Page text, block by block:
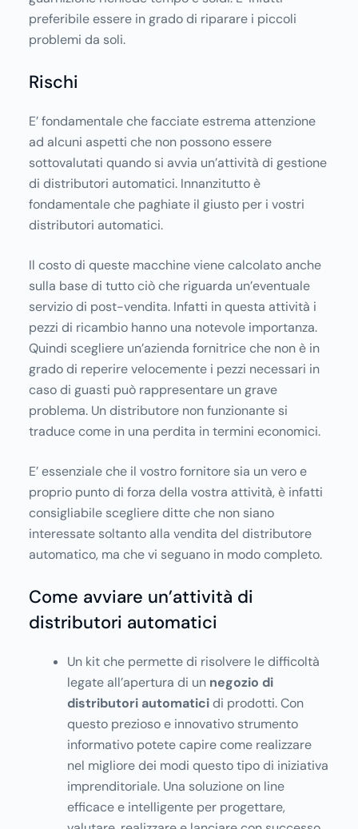
preferibile essere in grado di riparare i piccoli
problemi da soli.
Rischi
E’ fondamentale che facciate estrema attenzione
ad alcuni aspetti che non possono essere
sottovalutati quando si avvia un’attività di gestione
di distributori automatici. Innanzitutto è
fondamentale che paghiate il giusto per i vostri
distributori automatici.
Il costo di queste macchine viene calcolato anche
sulla base di tutto ciò che riguarda un’eventuale
servizio di post-vendita. Infatti in questa attività i
pezzi di ricambio hanno una notevole importanza.
Quindi scegliere un’azienda fornitrice che non è in
grado di reperire velocemente i pezzi necessari in
caso di guasti può rappresentare un grave
problema. Un distributore non funzionante si
traduce come in una perdita in termini economici.
E’ essenziale che il vostro fornitore sia un vero e
proprio punto di forza della vostra attività, è infatti
consigliabile scegliere ditte che non siano
interessate soltanto alla vendita del distributore
automatico, ma che vi seguano in modo completo.
Come avviare un’attività di
distributori automatici
Un kit che permette di risolvere le difficoltà
legate all’apertura di un negozio di
distributori automaticidi prodotti. Con
questo prezioso e innovativo strumento
informativo potete capire come realizzare
nel migliore dei modi questo tipo di iniziativa
imprenditoriale. Una soluzione on line
efficace e intelligente per progettare,